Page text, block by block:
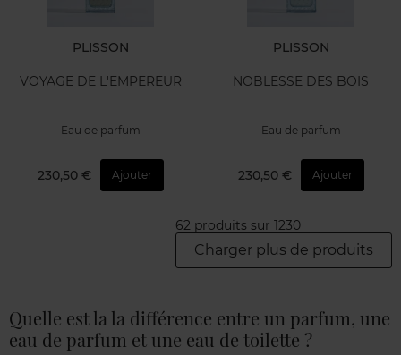
PLISSON
VOYAGE DE L'EMPEREUR
Eau de parfum
230,50 € Ajouter
PLISSON
NOBLESSE DES BOIS
Eau de parfum
230,50 € Ajouter
62 produits sur 1230
Charger plus de produits
Quelle est la la différence entre un parfum, une
eau de parfum et une eau de toilette ?